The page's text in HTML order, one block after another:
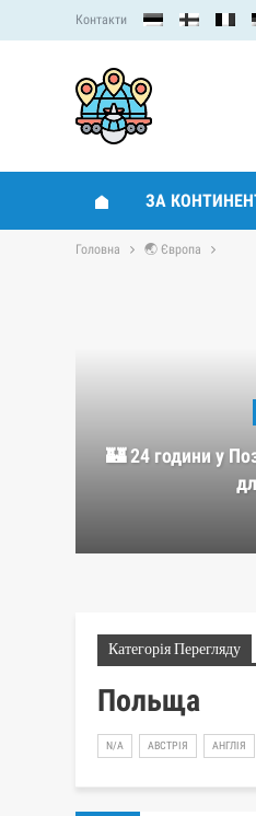
Контакти
ЗА
Головна 🌏 Європа
🏰 24 години у
Категорія Перегляду
Польща
N/A АВСТРІЯ АНГЛІЯ